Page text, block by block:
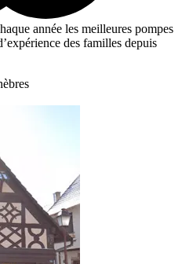
année les meilleures pompes
des familles depuis